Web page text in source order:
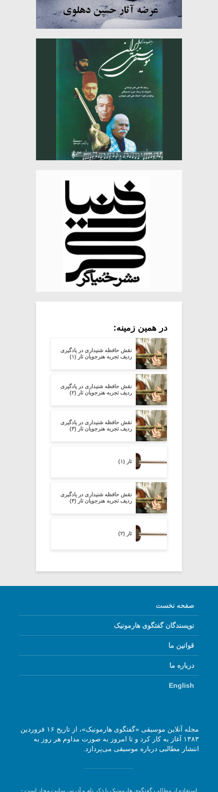
در همین زمینه:
نقش حافظه شنیداری در یادگیری
ردیف تجربه هنرجویان تار (۱)
نقش حافظه شنیداری در یادگیری
ردیف تجربه هنرجویان تار (۲)
نقش حافظه شنیداری در یادگیری
ردیف تجربه هنرجویان تار (۳)
تار (۱)
نقش حافظه شنیداری در یادگیری
ردیف تجربه هنرجویان تار (۴)
تار (۲)
صفحه نخست
نویسندگان گفتگوی هارمونیک
قوانین ما
درباره ما
English
مجله آنلاین موسیقی «گفتگوی هارمونیک»، از تاریخ ۱۶ فروردین
۱۳۸۳ آغاز به کار کرد و تا امروز به صورت مداوم هر روز به
انتشار مطالبی درباره موسیقی می‌پردازد.
استفاده از مطالب گفتگوی هارمونیک با ذکر نام و آدرس سایت مجاز است -